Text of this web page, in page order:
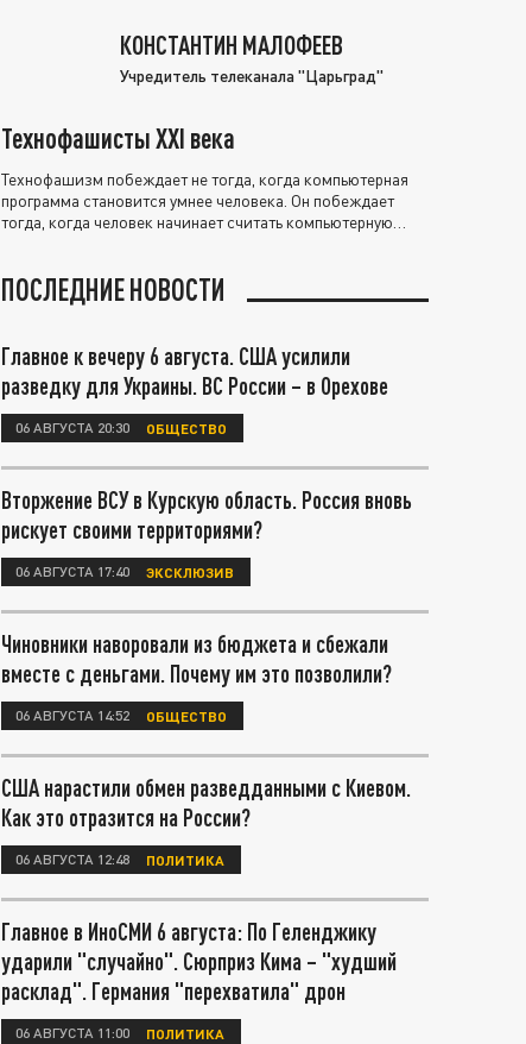
КОНСТАНТИН МАЛОФЕЕВ
Учредитель телеканала "Царьград"
Технофашисты XXI века
Технофашизм побеждает не тогда, когда компьютерная
программа становится умнее человека. Он побеждает
тогда, когда человек начинает считать компьютерную
ПОСЛЕДНИЕ НОВОСТИ
Главное к вечеру 6 августа. США усилили
разведку для Украины. ВС России – в Орехове
06 АВГУСТА 20:30 ОБЩЕСТВО
Вторжение ВСУ в Курскую область. Россия вновь
рискует своими территориями?
06 АВГУСТА 17:40 ЭКСКЛЮЗИВ
Чиновники наворовали из бюджета и сбежали
вместе с деньгами. Почему им это позволили?
06 АВГУСТА 14:52 ОБЩЕСТВО
США нарастили обмен разведданными с Киевом.
Как это отразится на России?
06 АВГУСТА 12:48 ПОЛИТИКА
Главное в ИноСМИ 6 августа: По Геленджику
ударили "случайно". Сюрприз Кима – "худший
расклад". Германия "перехватила" дрон
06 АВГУСТА 11:00 ПОЛИТИКА